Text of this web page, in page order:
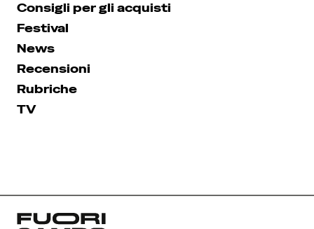
Consigli per gli acquisti
Festival
News
Recensioni
Rubriche
TV